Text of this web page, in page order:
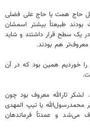
حاج همت یا حاج علی فضلی
بودند طبیعتاً‌ بیشتر اسمشان
یک سطح قرار داشتند و شاید
هم بودند.
خوردیم همین بود که در آن
ثارالله معروف بود چون
یا تیپ المهدی
می‌شد و عمدتاً فرماندهان